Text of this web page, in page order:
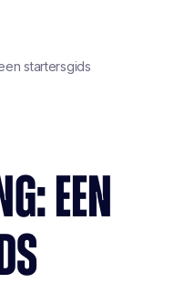
startersgids
EEN